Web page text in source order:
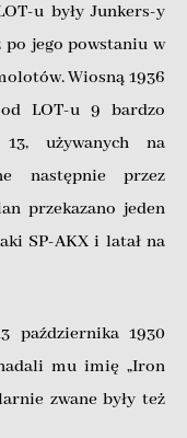
u były Junkers-y
jego powstaniu w
Wiosną 1936
LOT-u 9 bardzo
używanych na
następnie przez
przekazano jeden
SP-AKX i latał na
października 1930
mu imię „Iron
zwane były też